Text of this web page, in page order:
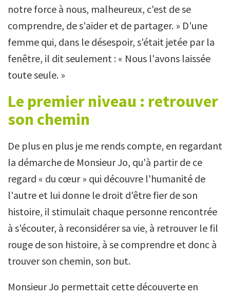
notre force à nous, malheureux, c'est de se
comprendre, de s'aider et de partager. » D'une
femme qui, dans le désespoir, s'était jetée par la
fenêtre, il dit seulement : « Nous l'avons laissée
toute seule. »
Le premier niveau : retrouver
son chemin
De plus en plus je me rends compte, en regardant
la démarche de Monsieur Jo, qu'à partir de ce
regard « du cœur » qui découvre l'humanité de
l'autre et lui donne le droit d'être fier de son
histoire, il stimulait chaque personne rencontrée
à s'écouter, à reconsidérer sa vie, à retrouver le fil
rouge de son histoire, à se comprendre et donc à
trouver son chemin, son but.
Monsieur Jo permettait cette découverte en